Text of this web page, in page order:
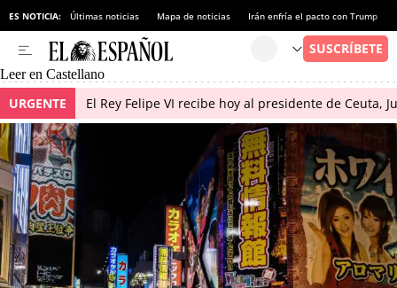
ES NOTICIA: Últimas noticias Mapa de noticias Irán enfría el pacto con Trump
Leer en Castellano
URGENTE El Rey Felipe VI recibe hoy al presidente de Ceuta,